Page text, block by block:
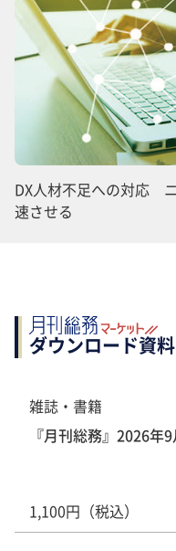
DX人材不足への対応
速させる
ダウンロード資
雑誌・書籍
『月刊総務』2026年
1,100円（税込）